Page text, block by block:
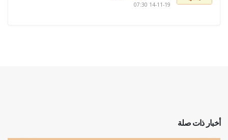
14-11-19 07:30
أخبار ذات صلة